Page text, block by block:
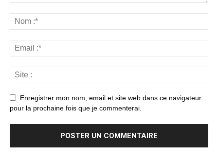
Enregistrer mon nom, email et site web dans ce navigateur
pour la prochaine fois que je commenterai.